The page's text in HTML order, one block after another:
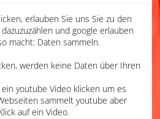
HOAD, WALTON
ORCHESTRA
CONDUCTOR
erlauben Sie uns Sie zu den
und google erlauben
macht: Daten sammeln.
werden keine Daten über Ihren
youtube Video klicken um es
sammelt youtube aber
auf ein Video.